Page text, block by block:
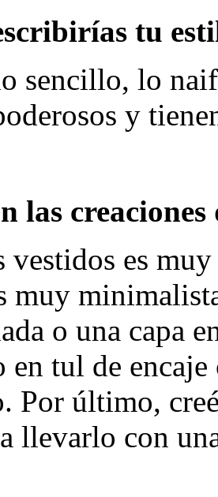
tu
sencillo, lo
y
las
vestidos es
muy
o una capa
tul de encaje
Por último,
llevarlo con